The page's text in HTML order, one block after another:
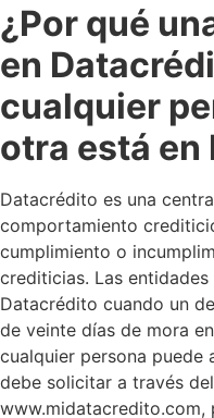
¿Por qué
en
cualquier
otra está en
Datacrédito es una
comportamiento
cumplimiento o
crediticias. Las
Datacrédito cuando un
de veinte días de mora
cualquier persona puede
debe solicitar a través